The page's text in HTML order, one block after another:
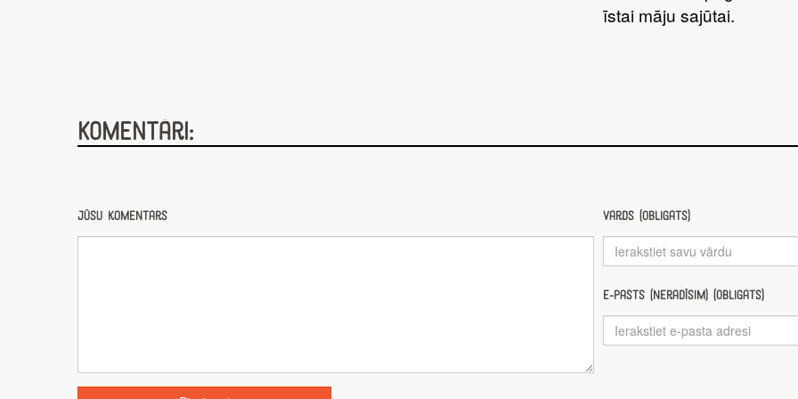
īstai māju sajūtai.
Komentāri:
Jūsu komentārs Vārds (obligāts)
E-pasts (nerādīsim) (obligāts)